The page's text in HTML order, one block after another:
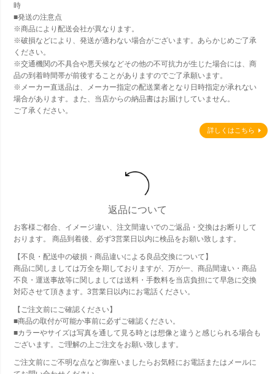
時
■発送の注意点
※商品により配送会社が異なります。
※破損などにより、発送が適わない場合がございます。あらかじめご了承
ください。
※交通機関の不具合や悪天候などその他の不可抗力が生じた場合には、商
品の到着時間帯が前後することがありますのでご了承願います。
※メーカー直送品は、メーカー指定の配送業者となり日時指定が承れない
場合があります。また、当店からの納品書はお届けしていません。
ご了承ください。
詳しくはこちら
返品について
お客様ご都合、イメージ違い、注文間違いでのご返品・交換はお断りして
おります。 商品到着後、必ず3営業日以内に検品をお願い致します。
【不良・配送中の破損・商品違いによる良品交換について】
商品に関しましては万全を期しておりますが、万が一、商品間違い・商品
不良・運送事故等に関しましては送料・手数料を当店負担にて早急に交換
対応させて頂きます。3営業日以内にお電話ください。
【ご注文前にご確認ください】
■商品の取付が可能か事前に必ずご確認ください。
■カラーやサイズは写真を通して見る時とは想像と違うと感じられる場合も
ございます。ご理解の上ご注文をお願い致します。
ご注文前にご不明な点など御座いましたらお気軽にお電話またはメールに